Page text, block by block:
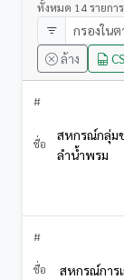
ทั้งหมด 14 รายการ
ล้าง
สหกรณ์กลุ่ม
ลำน้ำพรม
สหกรณ์การ